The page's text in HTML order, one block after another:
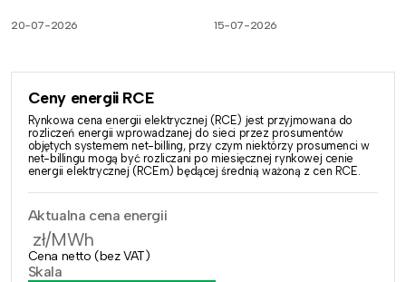
20-07-2026 15-07-2026
Ceny energii RCE
Rynkowa cena energii elektrycznej (RCE) jest przyjmowana do
rozliczeń energii wprowadzanej do sieci przez prosumentów
objętych systemem net-billing, przy czym niektórzy prosumenci w
net-billingu mogą być rozliczani po miesięcznej rynkowej cenie
energii elektrycznej (RCEm) będącej średnią ważoną z cen RCE.
Aktualna cena energii
zł/MWh
Cena netto (bez VAT)
Skala